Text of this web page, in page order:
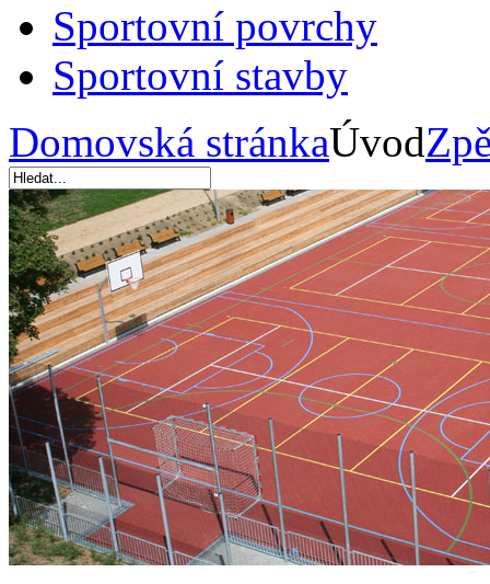
Sportovní povrchy
Sportovní stavby
Domovská stránkaÚvod